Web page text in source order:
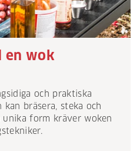
en wok
och praktiska
bräsera, steka och
unika form kräver woken